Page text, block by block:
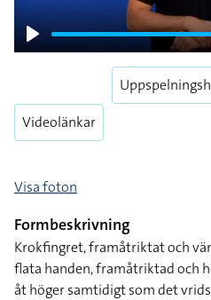
Play
Videolänkar
Visa foton
Formbeskrivning
Krokfingret, framåtriktat och
flata handen, framåtriktad och
åt höger samtidigt som det